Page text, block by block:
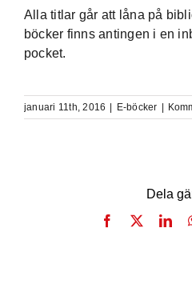
Alla titlar går att låna på
böcker finns antingen i en
pocket.
januari 11th, 2016 E-böcker
Dela
Facebook
X